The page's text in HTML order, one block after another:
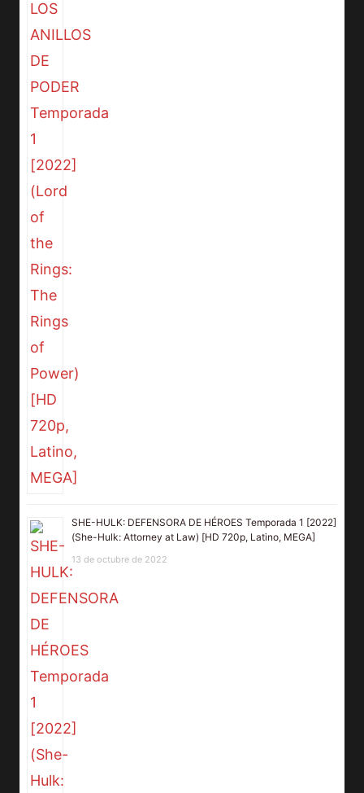
SHE-HULK: DEFENSORA DE HÉROES Temporada 1 [2022]
(She-Hulk: Attorney at Law) [HD 720p, Latino, MEGA]
13 de octubre de 2022